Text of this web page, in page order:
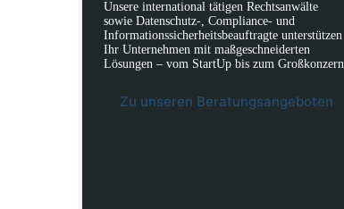
Unsere international tätigen Rechtsanwälte
sowie Datenschutz-, Compliance- und
Informationssicherheitsbeauftragte unterstützen
Ihr Unternehmen mit maßgeschneiderten
Lösungen – vom StartUp bis zum Großkonzern.
Zu unseren Beratungsangeboten